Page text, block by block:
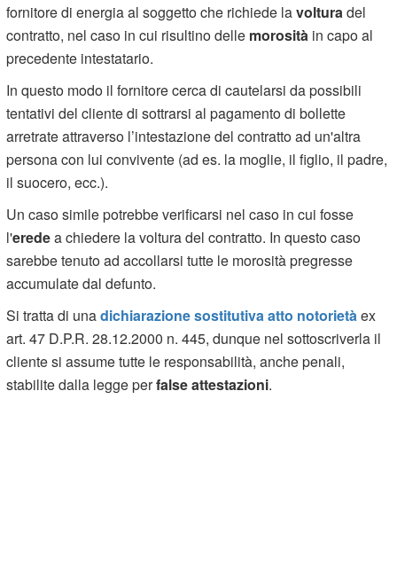
fornitore di energia al soggetto che richiede lavoltura del
contratto, nel caso in cui risultino delle morosità in capo al
precedente intestatario.
In questo modo il fornitore cerca di cautelarsi da possibili
tentativi del cliente di sottrarsi al pagamento di bollette
arretrate attraverso l’intestazione del contratto ad un'altra
persona con lui convivente (ad es. la moglie, il figlio, il padre,
il suocero, ecc.).
Un caso simile potrebbe verificarsi nel caso in cui fosse
l'eredea chiedere la voltura del contratto. In questo caso
sarebbe tenuto ad accollarsi tutte le morosità pregresse
accumulate dal defunto.
Si tratta di unadichiarazione sostitutiva atto notorietà ex
art. 47 D.P.R. 28.12.2000 n. 445, dunque nel sottoscriverla il
cliente si assume tutte le responsabilità, anche penali,
stabilite dalla legge perfalse attestazioni.